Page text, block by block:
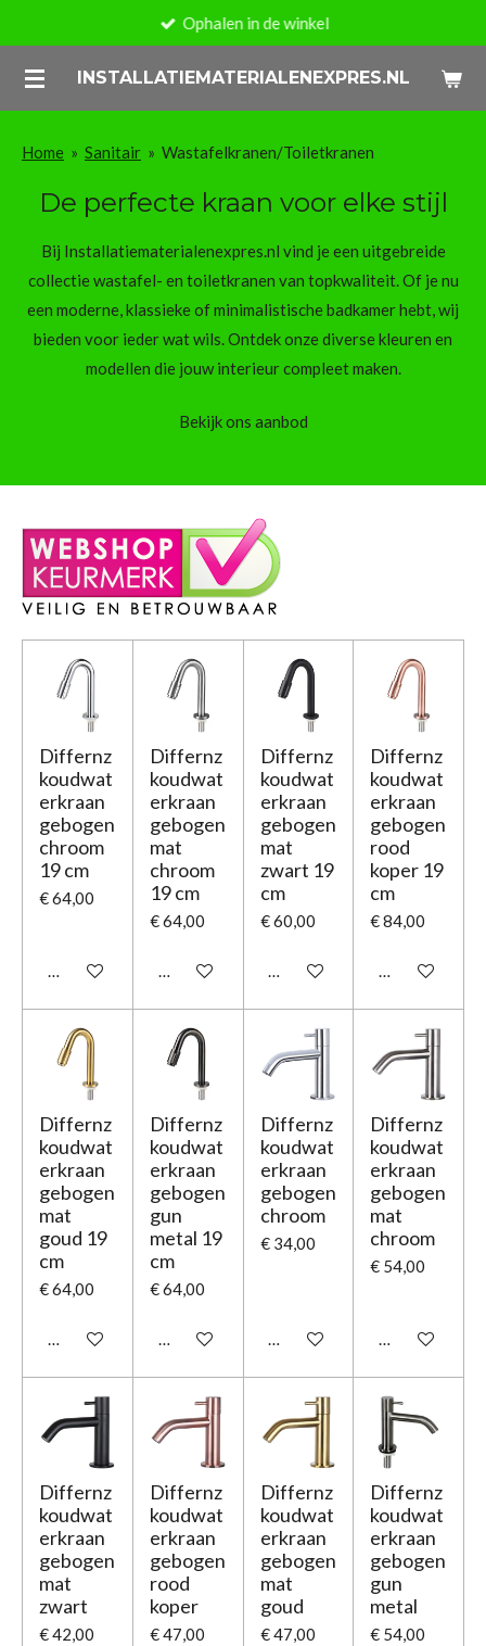
naar
de
INSTALLATIEMATERIALENEXPRES.NL
Ophalen in de winkel
Home » Sanitair » Wastafelkranen/Toiletkranen
De perfecte kraan voor elke stijl
Bij Installatiematerialenexpres.nl vind je een uitgebreide
collectie wastafel- en toiletkranen van topkwaliteit. Of je nu
een moderne, klassieke of minimalistische badkamer hebt, wij
bieden voor ieder wat wils. Ontdek onze diverse kleuren en
modellen die jouw interieur compleet maken.
Bekijk ons aanbod
Differnz
koudwat
erkraan
gebogen
chroom
19 cm
€ 64,00
In winkelwagen
Differnz
koudwat
erkraan
gebogen
mat
chroom
19 cm
€ 64,00
In winkelwagen
Differnz
koudwat
erkraan
gebogen
mat
zwart 19
cm
€ 60,00
In winkelwagen
Differnz
koudwat
erkraan
gebogen
rood
koper 19
cm
€ 84,00
In
Differnz
koudwat
erkraan
gebogen
mat
goud 19
cm
€ 64,00
In winkelwagen
Differnz
koudwat
erkraan
gebogen
gun
metal 19
cm
€ 64,00
In winkelwagen
Differnz
koudwat
erkraan
gebogen
chroom
€ 34,00
In winkelwagen
Differnz
koudwat
erkraan
gebogen
mat
chroom
€ 54,00
In
Differnz
koudwat
erkraan
gebogen
mat
zwart
€ 42,00
Differnz
koudwat
erkraan
gebogen
rood
koper
€ 47,00
Differnz
koudwat
erkraan
gebogen
mat
goud
€ 47,00
Differnz
koudwat
erkraan
gebogen
gun
metal
€ 54,00